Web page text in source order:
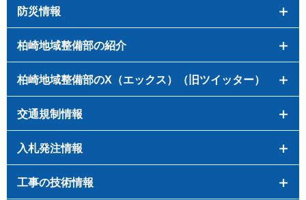
防災情報
柏崎地域整備部の紹介
柏崎地域整備部のX（エックス）（旧ツイッター）
交通規制情報
入札発注情報
工事の技術情報